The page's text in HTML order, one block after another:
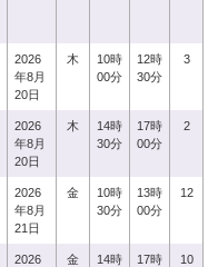
2026
年8月
20日
木
10時
00分
12時
30分
3
2026
年8月
20日
木
14時
30分
17時
00分
2
2026
年8月
21日
金
10時
30分
13時
00分
12
2026
金
14時
17時
10